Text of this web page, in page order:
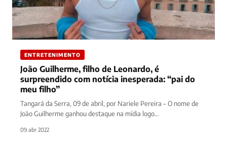
ENTRETENIMENTO
João Guilherme, filho de Leonardo, é
surpreendido com notícia inesperada: “pai do
meu filho”
Tangará da Serra, 09 de abril, por Nariele Pereira – O nome de
João Guilherme ganhou destaque na mídia logo…
09 abr 2022